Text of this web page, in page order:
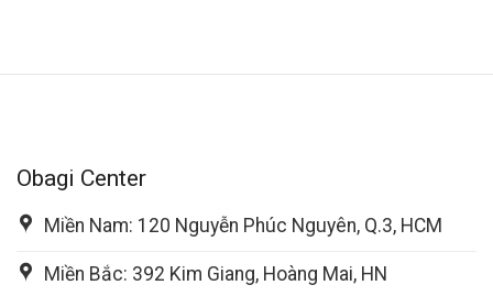
Obagi Center
Miền Nam: 120 Nguyễn Phúc Nguyên, Q.3, HCM
Miền Bắc: 392 Kim Giang, Hoàng Mai, HN